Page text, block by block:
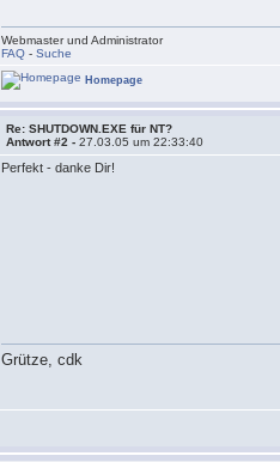
Webmaster und Administrator
FAQ -Suche
Homepage
Re: SHUTDOWN.EXE für NT?
Antwort #2 -27.03.05 um 22:33:40
Perfekt - danke Dir!
Grütze, cdk